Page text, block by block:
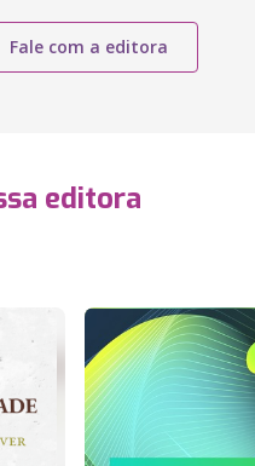
Fale com a editora
editora